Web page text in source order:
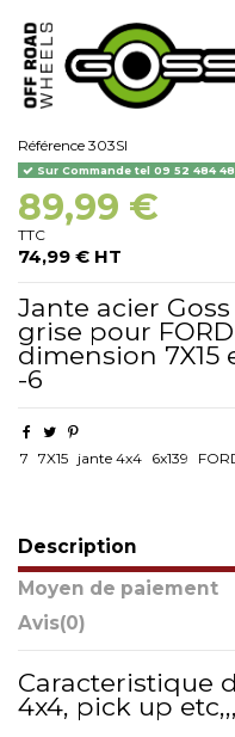
Référence 303SI
Sur Commande tel 09 52 484
89,99 €
TTC
74,99 € HT
Jante acier
grise pour FORD
dimension 7X15
-6
7 7X15 jante 4x4 6x139
Description
Moyen de paiement
Avis(0)
Caracteristique
4x4, pick up etc,,,